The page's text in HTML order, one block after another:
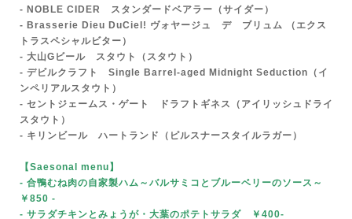
- NOBLE CIDER スタンダードベアラー（サイダー）
- Brasserie Dieu DuCiel! ヴォヤージュ デ ブリュム （エクス
トラスペシャルビター）
- 大山Gビール スタウト（スタウト）
- デビルクラフト Single Barrel-aged Midnight Seduction（イ
ンペリアルスタウト）
- セントジェームス・ゲート ドラフトギネス（アイリッシュドライ
スタウト）
- キリンビール ハートランド（ピルスナースタイルラガー）
【Saesonal menu 】
- 合鴨むね肉の自家製ハム～バルサミコとブルーベリーのソース～
￥850 -
- サラダチキンとみょうが・大葉のポテトサラダ ￥400-